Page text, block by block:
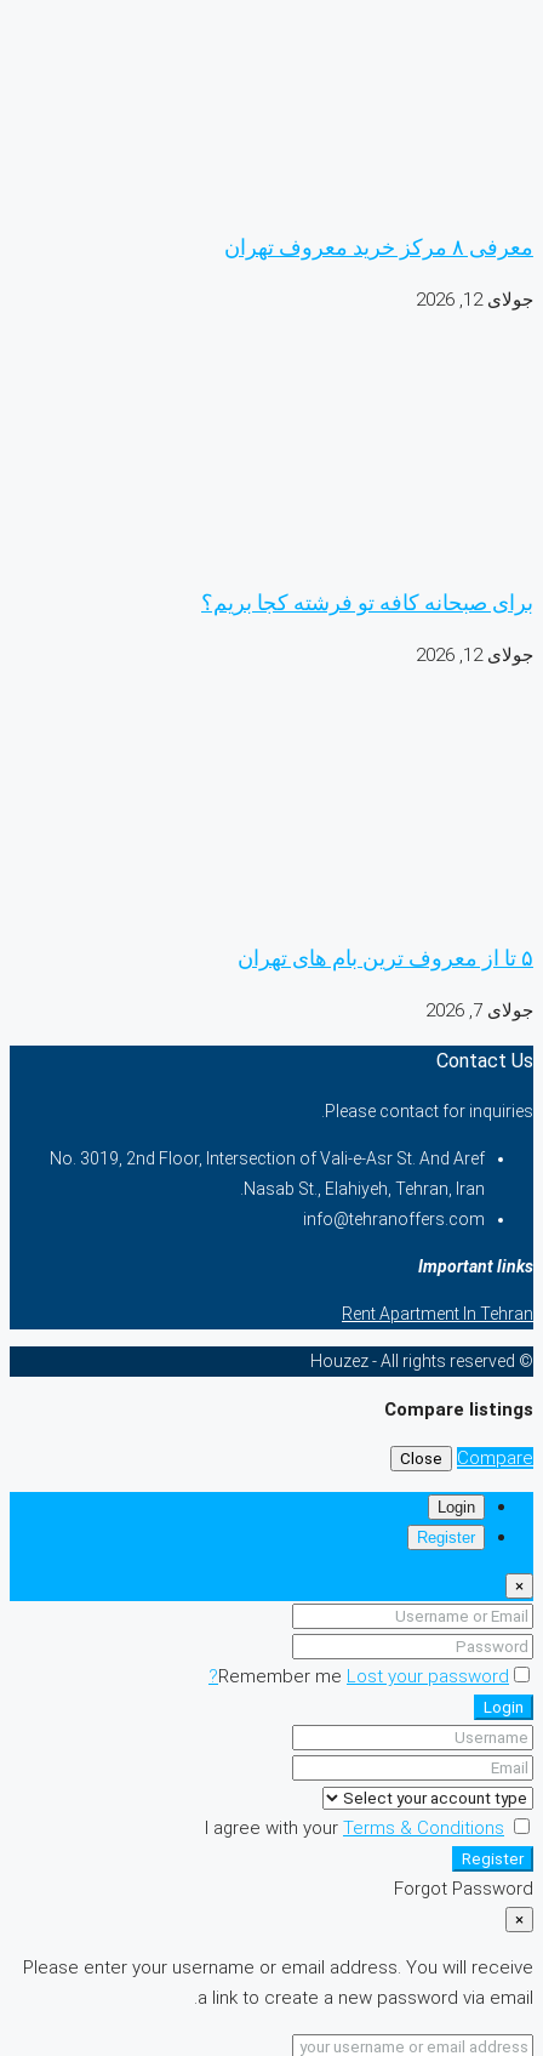
معرفی ۸ مرکز خرید معروف تهران
جولای 12, 2026
برای صبحانه کافه تو فرشته کجا بریم؟
جولای 12, 2026
۵ تا از معروف ترین بام های تهران
جولای 7, 2026
Contact Us
Please contact for inquiries.
No. 3019, 2nd Floor, Intersection of Vali-e-Asr St. And Aref
Nasab St., Elahiyeh, Tehran, Iran.
info@tehranoffers.com
Important links
Rent Apartment In Tehran
© Houzez - All rights reserved
Compare listings
Compare
Close
Login
Register
×
Remember me Lost your password?
Login
I agree with your Terms & Conditions
Register
Forgot Password
×
Please enter your username or email address. You will receive
a link to create a new password via email.